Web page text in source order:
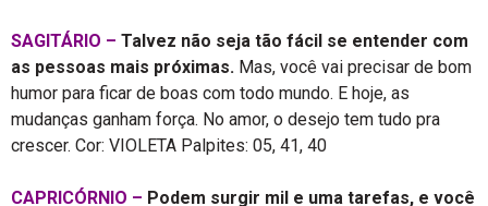
SAGITÁRIO – Talvez não seja tão fácil se entender com
as pessoas mais próximas. Mas, você vai precisar de bom
humor para ficar de boas com todo mundo. E hoje, as
mudanças ganham força. No amor, o desejo tem tudo pra
crescer. Cor: VIOLETA Palpites: 05, 41, 40
CAPRICÓRNIO – Podem surgir mil e uma tarefas, e você